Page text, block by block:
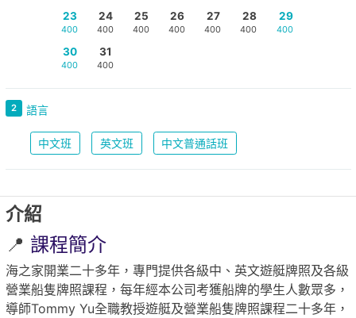
23
400
24
400
25
400
26
400
27
400
28
400
29
400
30
400
31
400
2 語言
中文班 英文班 中文普通話班
介紹
📍 課程簡介
海之家開業二十多年，專門提供各級中、英文遊艇牌照及各級
營業船隻牌照課程，每年經本公司考獲船牌的學生人數眾多，
導師Tommy Yu全職教授遊艇及營業船隻牌照課程二十多年，